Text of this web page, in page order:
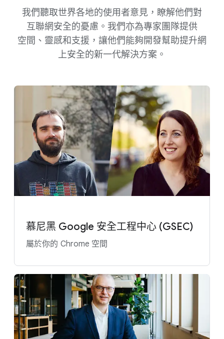
我們​聽取​世界​各​地​的​使用​者​意見，​瞭解​他們​對​
互聯網​安全​的​憂慮。​我們​亦為​專家​團隊​提供​
空間、​靈感​和​支援，​讓​他們​能夠​開發​幫助​提升​網​
上​安全​的​新一​代​解決​方案。
慕尼黑 Google 安全​工程​中心 (GSEC)
屬​於​你​的 Chrome 空間